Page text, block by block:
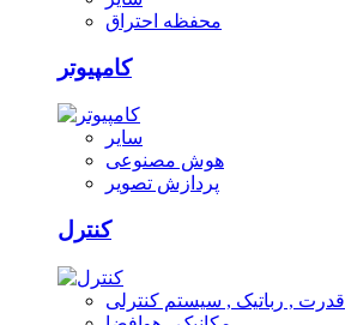
محفظه احتراق
کامپیوتر
سایر
هوش مصنوعی
پردازش تصویر
کنترل
قدرت , رباتیک , سیستم کنترلی